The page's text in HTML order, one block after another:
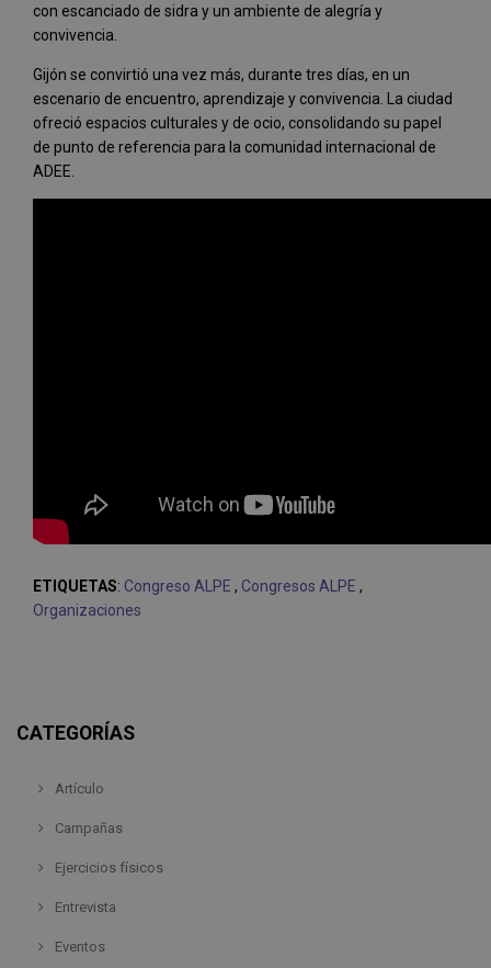
con escanciado de sidra y un ambiente de alegría y
convivencia.
Gijón se convirtió una vez más, durante tres días, en un
escenario de encuentro, aprendizaje y convivencia. La ciudad
ofreció espacios culturales y de ocio, consolidando su papel
de punto de referencia para la comunidad internacional de
ADEE.
ETIQUETAS: Congreso ALPE , Congresos ALPE ,
Organizaciones
CATEGORÍAS
Artículo
Campañas
Ejercicios físicos
Entrevista
Eventos